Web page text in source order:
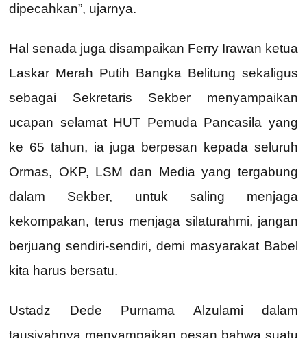
dipecahkan”, ujarnya.
Hal senada juga disampaikan Ferry Irawan ketua
Laskar Merah Putih Bangka Belitung sekaligus
sebagai Sekretaris Sekber menyampaikan
ucapan selamat HUT Pemuda Pancasila yang
ke 65 tahun, ia juga berpesan kepada seluruh
Ormas, OKP, LSM dan Media yang tergabung
dalam Sekber, untuk saling menjaga
kekompakan, terus menjaga silaturahmi, jangan
berjuang sendiri-sendiri, demi masyarakat Babel
kita harus bersatu.
Ustadz Dede Purnama Alzulami dalam
tausiyahnya menyampaikan pesan bahwa suatu